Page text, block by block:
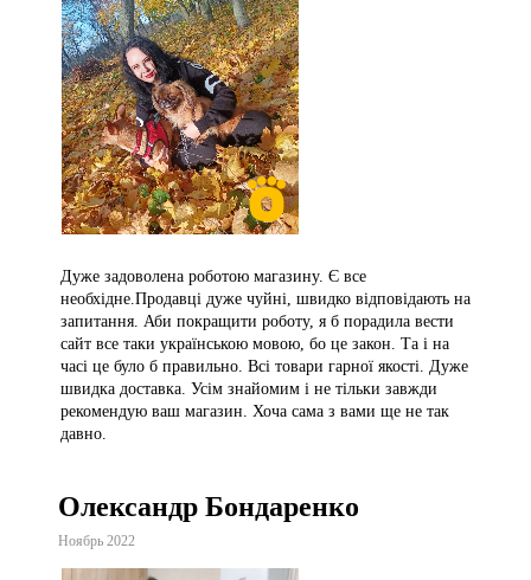
Дуже задоволена роботою магазину. Є все
необхідне.Продавці дуже чуйні, швидко відповідають на
запитання. Аби покращити роботу, я б порадила вести
сайт все таки українською мовою, бо це закон. Та і на
часі це було б правильно. Всі товари гарної якості. Дуже
швидка доставка. Усім знайомим і не тільки завжди
рекомендую ваш магазин. Хоча сама з вами ще не так
давно.
Олександр Бондаренко
Ноябрь 2022